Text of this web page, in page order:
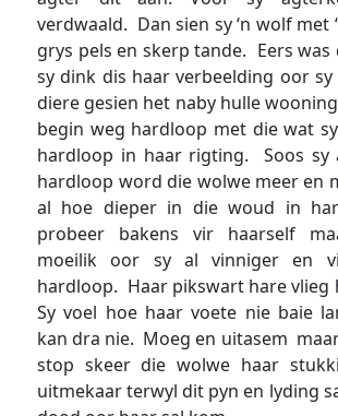
verdwaald. Dan sien sy ‘n wolf met
grys pels en skerp tande. Eers was
sy dink dis haar verbeelding oor
diere gesien het naby hulle
begin weg hardloop met die wat
hardloop in haar rigting. Soos sy
hardloop word die wolwe meer en
al hoe dieper in die woud in
probeer bakens vir haarself
moeilik oor sy al vinniger en
hardloop. Haar pikswart hare vlieg
Sy voel hoe haar voete nie baie
kan dra nie. Moeg en uitasem
stop skeer die wolwe haar
uitmekaar terwyl dit pyn en lyding